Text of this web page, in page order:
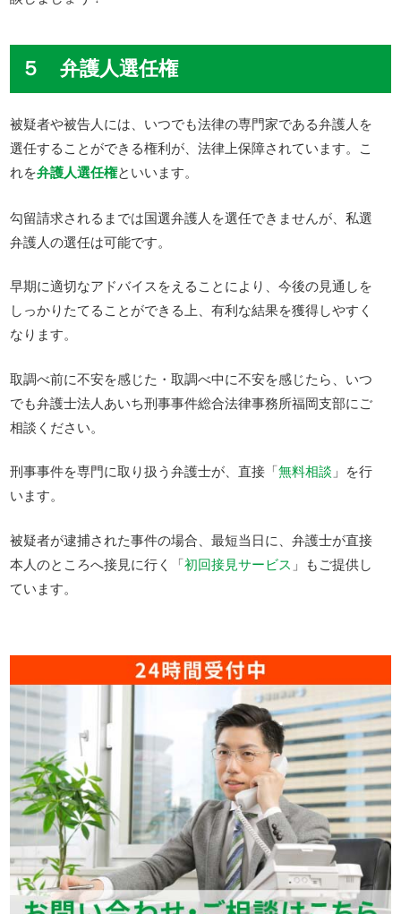
５ 弁護人選任権
被疑者や被告人には、いつでも法律の専門家である弁護人を
選任することができる権利が、法律上保障されています。こ
れを弁護人選任権といいます。
勾留請求されるまでは国選弁護人を選任できませんが、私選
弁護人の選任は可能です。
早期に適切なアドバイスをえることにより、今後の見通しを
しっかりたてることができる上、有利な結果を獲得しやすく
なります。
取調べ前に不安を感じた・取調べ中に不安を感じたら、いつ
でも弁護士法人あいち刑事事件総合法律事務所福岡支部にご
相談ください。
刑事事件を専門に取り扱う弁護士が、直接「無料相談 」を行
います。
被疑者が逮捕された事件の場合、最短当日に、弁護士が直接
本人のところへ接見に行く「初回接見サービス 」もご提供し
ています。